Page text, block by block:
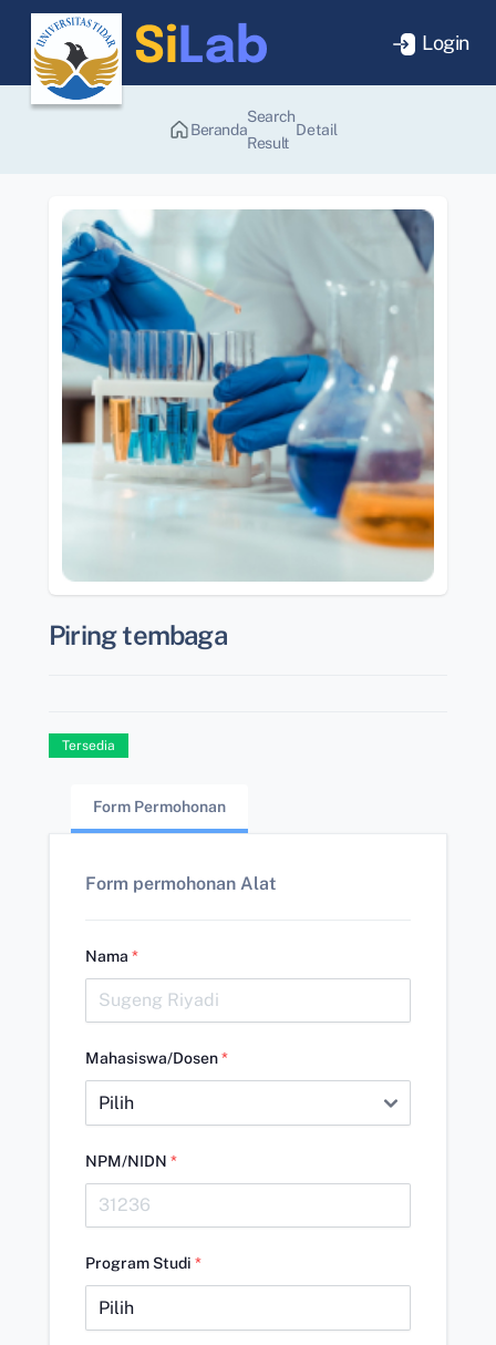
Login
Beranda
Search
Result
Detail
Piring tembaga
Tersedia
Form Permohonan
Form permohonan Alat
Nama *
Mahasiswa/Dosen*
NPM/NIDN *
Program Studi *